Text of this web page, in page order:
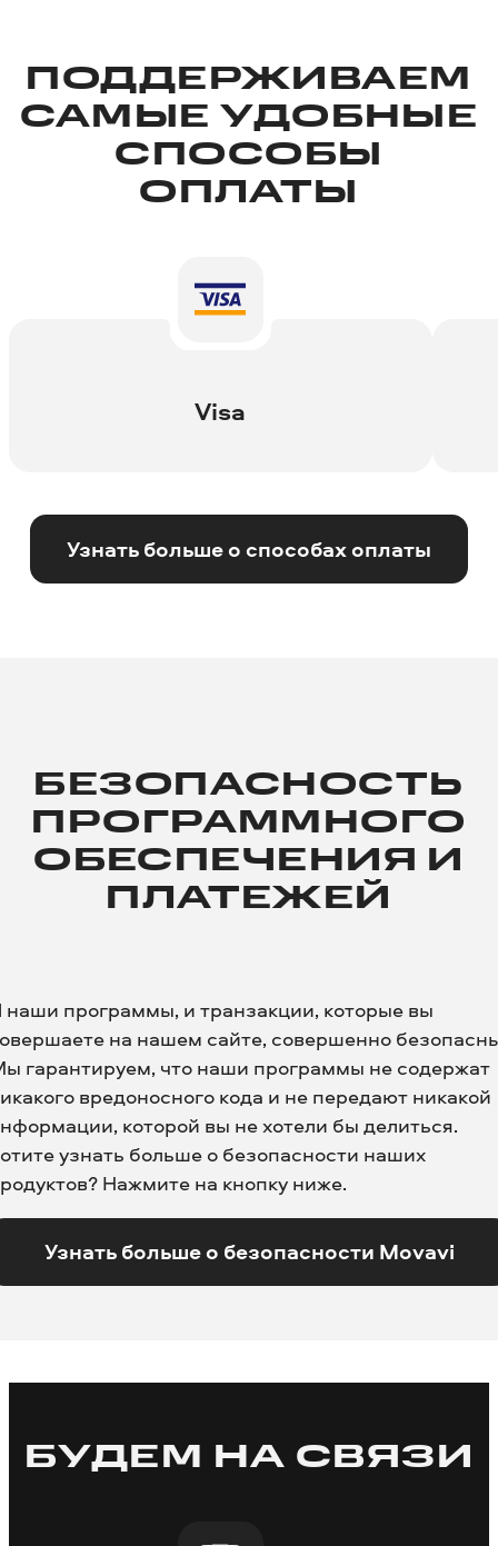
ПОДДЕРЖИВАЕМ
САМЫЕ УДОБНЫЕ
СПОСОБЫ
ОПЛАТЫ
Visa
Узнать больше о способах оплаты
БЕЗОПАСНОСТЬ
ПРОГРАММНОГО
ОБЕСПЕЧЕНИЯ И
ПЛАТЕЖЕЙ
наши программы, и транзакции, которые вы
на нашем сайте, совершенно
гарантируем, что наши программы не содержат
вредоносного кода и не передают никакой
которой вы не хотели бы делиться.
узнать больше о безопасности наших
Нажмите на кнопку ниже.
Узнать больше о безопасности Movavi
БУДЕМ НА СВЯЗИ